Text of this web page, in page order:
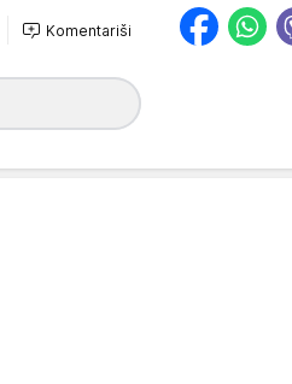
Komentariši